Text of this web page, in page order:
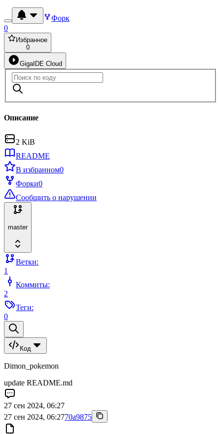
Форк
0
Избранное
0
GigaIDE Cloud
Описание
2 KiB
README
В избранном0
Форки0
Сообщить о нарушении
master
Ветки:
1
Коммиты:
2
Теги:
0
Код
Dimon_pokemon
update README.md
27 сен 2024, 06:27
27 сен 2024, 06:2770a9875